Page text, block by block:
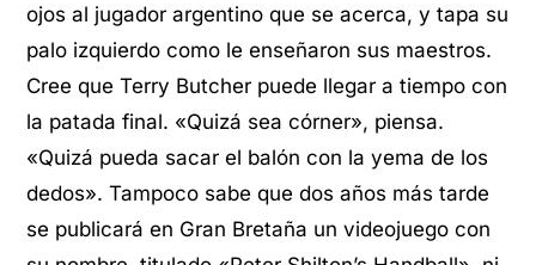
ojos al jugador argentino que se acerca, y tapa su
palo izquierdo como le enseñaron sus maestros.
Cree que Terry Butcher puede llegar a tiempo con
la patada final. «Quizá sea córner», piensa.
«Quizá pueda sacar el balón con la yema de los
dedos». Tampoco sabe que dos años más tarde
se publicará en Gran Bretaña un videojuego con